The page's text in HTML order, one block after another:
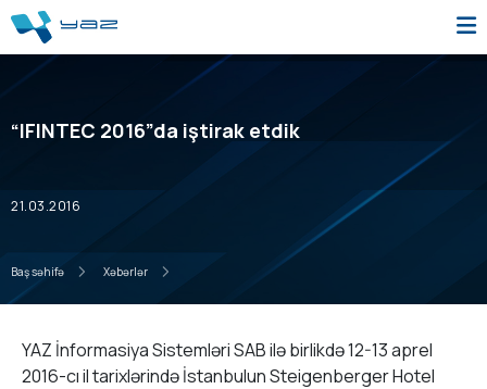
“IFINTEC 2016”da iştirak etdik
21.03.2016
Baş səhifə Xəbərlər
YAZ İnformasiya Sistemləri SAB ilə birlikdə 12-13 aprel
2016-cı il tarixlərində İstanbulun Steigenberger Hotel